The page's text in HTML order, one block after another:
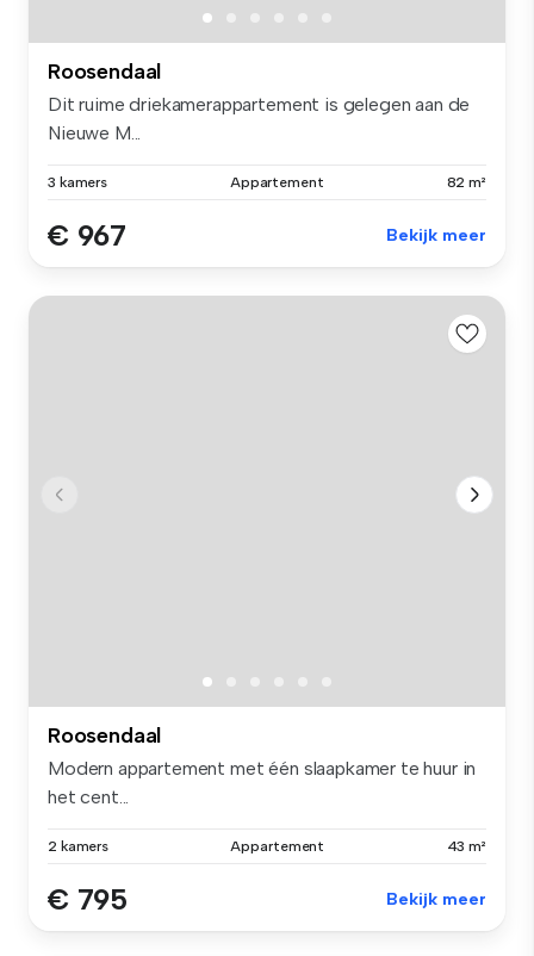
Roosendaal
Dit ruime driekamerappartement is gelegen aan de
Nieuwe M...
3 kamers Appartement 82 m²
€ 967 Bekijk meer
Roosendaal
Modern appartement met één slaapkamer te huur in
het cent...
2 kamers Appartement 43 m²
€ 795 Bekijk meer